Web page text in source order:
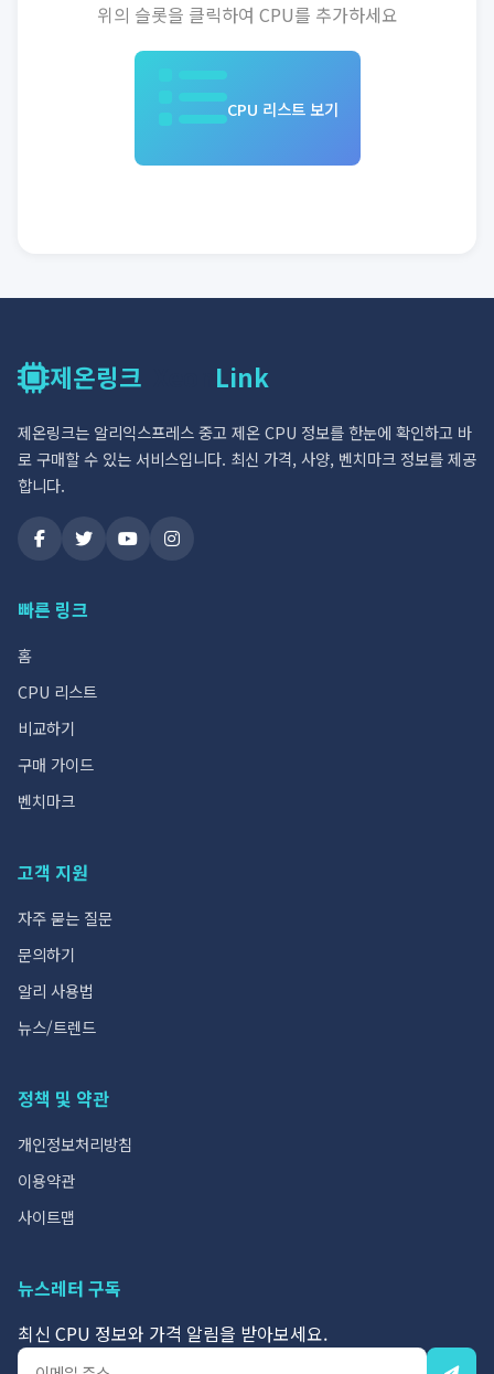
위의 슬롯을 클릭하여 CPU를 추가하세요
CPU 리스트 보기
제온링크 Link
제온링크는 알리익스프레스 중고 제온 CPU 정보를 한눈에 확인하고 바
로 구매할 수 있는 서비스입니다. 최신 가격, 사양, 벤치마크 정보를 제공
합니다.
빠른 링크
홈
CPU 리스트
비교하기
구매 가이드
벤치마크
고객 지원
자주 묻는 질문
문의하기
알리 사용법
뉴스/트렌드
정책 및 약관
개인정보처리방침
이용약관
사이트맵
뉴스레터 구독
최신 CPU 정보와 가격 알림을 받아보세요.